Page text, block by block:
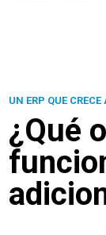
UN ERP QUE
¿Qué